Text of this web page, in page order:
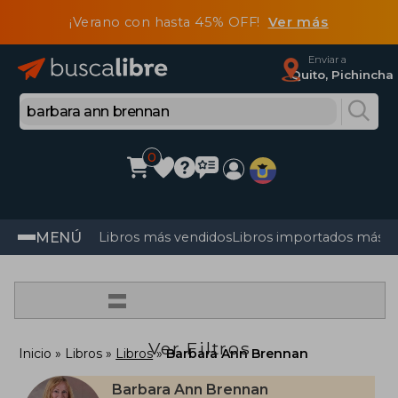
¡Verano con hasta 45% OFF! Ver más
Enviar a
Quito, Pichincha
0
MENÚ Libros más vendidosLibros importados más
=
Ver Filtros
Inicio Libros Libros Barbara Ann Brennan
Barbara Ann Brennan